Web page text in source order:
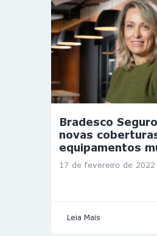
Bradesco
novas
equipamentos
17 de fevereiro de 2022
Leia Mais